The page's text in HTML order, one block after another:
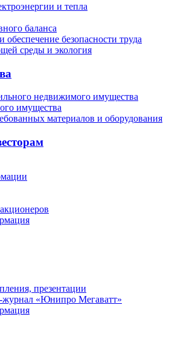
и тепла
баланса
обеспечение безопасности труда
среды и экология
недвижимого имущества
имущества
материалов и оборудования
презентации
«Юнипро Мегаватт»